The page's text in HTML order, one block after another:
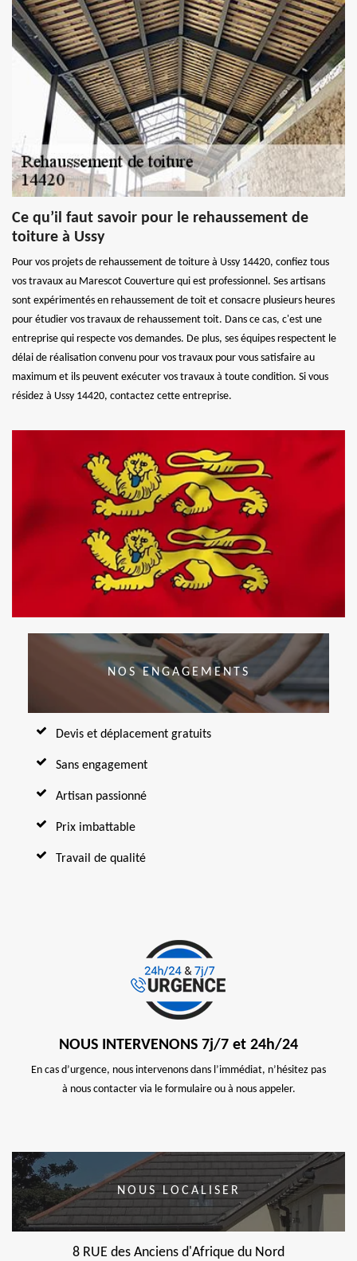
Ce qu’il faut savoir pour le rehaussement de
toiture à Ussy
Pour vos projets de rehaussement de toiture à Ussy 14420, confiez tous
vos travaux au Marescot Couverture qui est professionnel. Ses artisans
sont expérimentés en rehaussement de toit et consacre plusieurs heures
pour étudier vos travaux de rehaussement toit. Dans ce cas, c'est une
entreprise qui respecte vos demandes. De plus, ses équipes respectent le
délai de réalisation convenu pour vos travaux pour vous satisfaire au
maximum et ils peuvent exécuter vos travaux à toute condition. Si vous
résidez à Ussy 14420, contactez cette entreprise.
NOS ENGAGEMENTS
Devis et déplacement gratuits
Sans engagement
Artisan passionné
Prix imbattable
Travail de qualité
NOUS INTERVENONS 7j/7 et 24h/24
En cas d’urgence, nous intervenons dans l’immédiat, n’hésitez pas
à nous contacter via le formulaire ou à nous appeler.
NOUS LOCALISER
8 RUE des Anciens d'Afrique du Nord